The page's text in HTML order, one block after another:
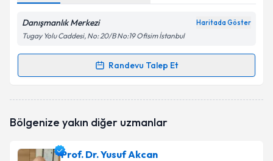
Danışmanlık Merkezi Haritada Göster
Tugay Yolu Caddesi, No: 20/B No:19 Ofisim İstanbul
Randevu Talep Et
Randevu Takvimi Talebi
talebi oluşturun. Size bu uzmandan randevu almanız
bilgilendireceğiz.
Bölgenize yakın diğer uzmanlar
Prof. Dr. Yusuf Akcan